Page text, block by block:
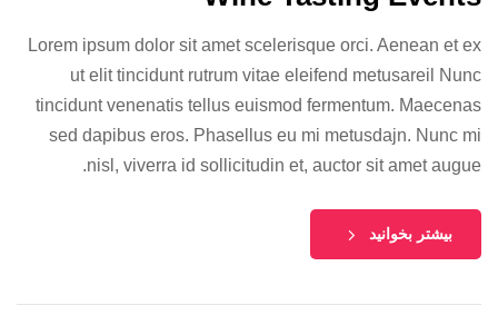
Lorem ipsum dolor sit amet scelerisque orci. Aenean et ex
ut elit tincidunt rutrum vitae eleifend metusareil Nunc
tincidunt venenatis tellus euismod fermentum. Maecenas
sed dapibus eros. Phasellus eu mi metusdajn. Nunc mi
nisl, viverra id sollicitudin et, auctor sit amet augue.
بیشتر بخوانید